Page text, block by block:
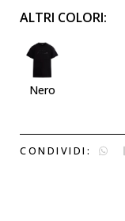
ALTRI COLORI:
Nero
CONDIVIDI: